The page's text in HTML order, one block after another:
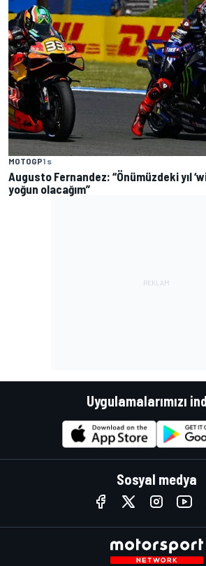
MOTOGP1 s
Augusto Fernandez: “Önümüzdeki yıl
yoğun olacağım”
Uygulamalarımızı
Sosyal medya